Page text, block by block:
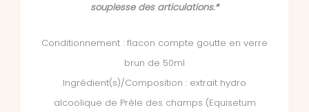
souplesse des articulations.*
Conditionnement : flacon compte goutte en verre
brun de 50ml
Ingrédient(s)/Composition : extrait hydro
alcoolique de Prêle des champs (Equisetum